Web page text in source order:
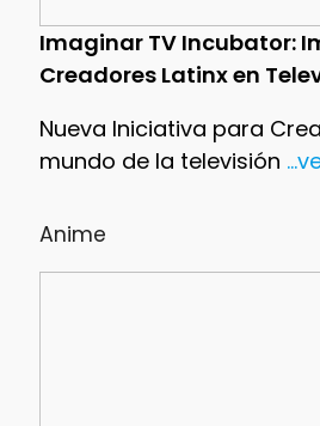
Imaginar TV Incubator:
Creadores Latinx en
Nueva Iniciativa para
mundo de la televisión
Anime